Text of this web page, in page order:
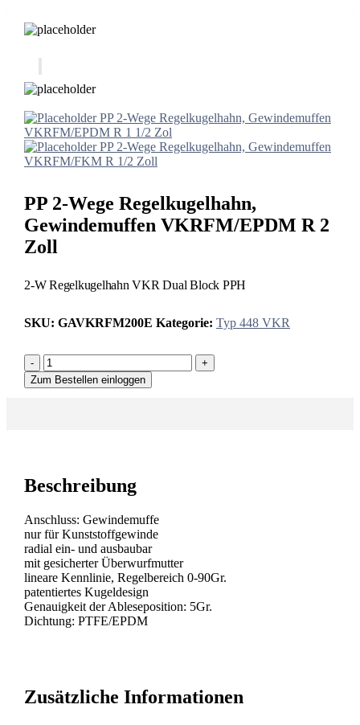
PP 2-Wege Regelkugelhahn, Gewindemuffen
VKRFM/EPDM R 1 1/2 Zol
PP 2-Wege Regelkugelhahn, Gewindemuffen
VKRFM/FKM R 1/2 Zoll
PP 2-Wege Regelkugelhahn,
Gewindemuffen VKRFM/EPDM R 2
Zoll
2-W Regelkugelhahn VKR Dual Block PPH
SKU: GAVKRFM200E Kategorie: Typ 448 VKR
-
+
Zum Bestellen einloggen
Beschreibung
Anschluss: Gewindemuffe
nur für Kunststoffgewinde
radial ein- und ausbaubar
mit gesicherter Überwurfmutter
lineare Kennlinie, Regelbereich 0-90Gr.
patentiertes Kugeldesign
Genauigkeit der Ableseposition: 5Gr.
Dichtung: PTFE/EPDM
Zusätzliche Informationen